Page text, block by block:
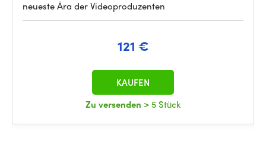
neueste Ära der Videoproduzenten
121 €
Zu versenden > 5 Stück
KAUFEN